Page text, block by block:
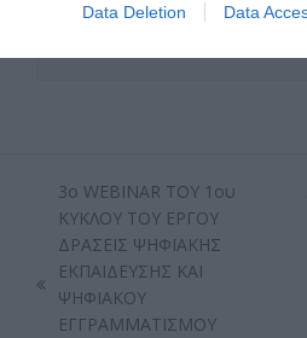
Data Deletion Data
Μπορείτε να
previous
post:
3ο WEBINAR ΤΟΥ 1ου
ΚΥΚΛΟΥ ΤΟΥ ΕΡΓΟΥ
ΔΡΑΣΕΙΣ ΨΗΦΙΑΚΗΣ
ΕΚΠΑΙΔΕΥΣΗΣ ΚΑΙ
ΨΗΦΙΑΚΟΥ
ΕΓΓΡΑΜΜΑΤΙΣΜΟΥ